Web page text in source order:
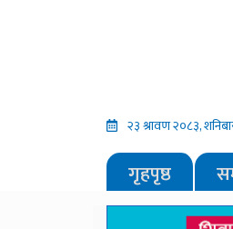
२३ श्रावण २०८३,
गृहपृष्ठ